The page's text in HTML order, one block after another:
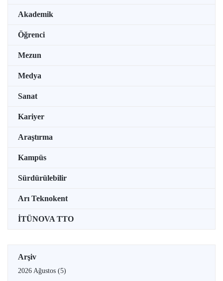
Akademik
Öğrenci
Mezun
Medya
Sanat
Kariyer
Araştırma
Kampüs
Sürdürülebilir
Arı Teknokent
İTÜNOVA TTO
Arşiv
2026 Ağustos (5)